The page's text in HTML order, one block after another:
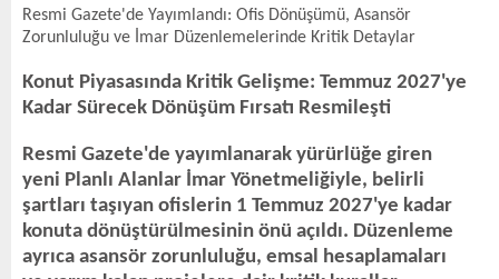
Resmi Gazete'de Yayımlandı: Ofis Dönüşümü, Asansör
Zorunluluğu ve İmar Düzenlemelerinde Kritik Detaylar
Konut Piyasasında Kritik Gelişme: Temmuz 2027'ye
Kadar Sürecek Dönüşüm Fırsatı Resmileşti
Resmi Gazete'de yayımlanarak yürürlüğe giren
yeni Planlı Alanlar İmar Yönetmeliğiyle, belirli
şartları taşıyan ofislerin 1 Temmuz 2027'ye kadar
konuta dönüştürülmesinin önü açıldı. Düzenleme
ayrıca asansör zorunluluğu, emsal hesaplamaları